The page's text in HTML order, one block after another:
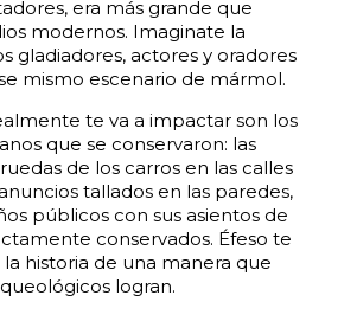
era más grande que
modernos. Imaginate la
gladiadores, actores y oradores
mismo escenario de mármol.
te va a impactar son los
que se conservaron: las
de los carros en las calles
tallados en las paredes,
públicos con sus asientos de
conservados. Éfeso te
historia de una manera que
logran.